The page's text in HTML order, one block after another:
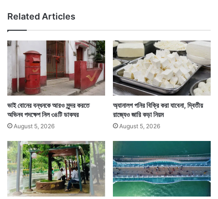
Tags National News
ল
না
পু
য়া
র
ঘ
ত
বে
ড়ে
১
Related Articles
ভাই বোনের বন্ধনকে আরও সুন্দর করতে
অভিনব পদক্ষেপ নিল ৩৪টি ডাকঘর
August 5, 2026
অ্যানালগ পনির বিক্রি করা যাবেনা, দ্বিতীয়
রাজ্যেও জারি কড়া নিয়ম
August 5, 2026